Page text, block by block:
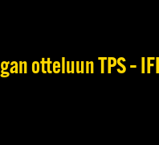
otteluun TPS –